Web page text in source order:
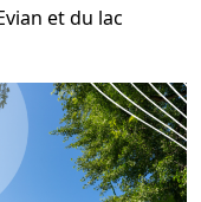
et du lac